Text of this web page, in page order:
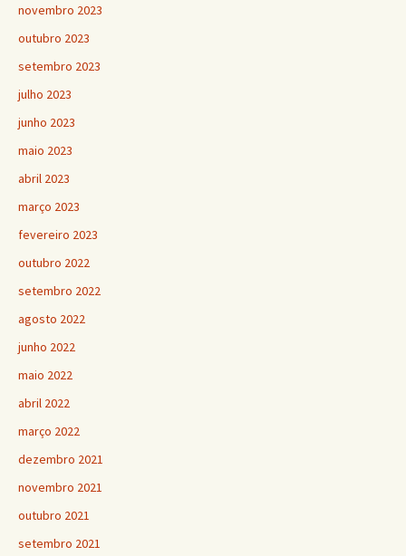
novembro 2023
outubro 2023
setembro 2023
julho 2023
junho 2023
maio 2023
abril 2023
março 2023
fevereiro 2023
outubro 2022
setembro 2022
agosto 2022
junho 2022
maio 2022
abril 2022
março 2022
dezembro 2021
novembro 2021
outubro 2021
setembro 2021